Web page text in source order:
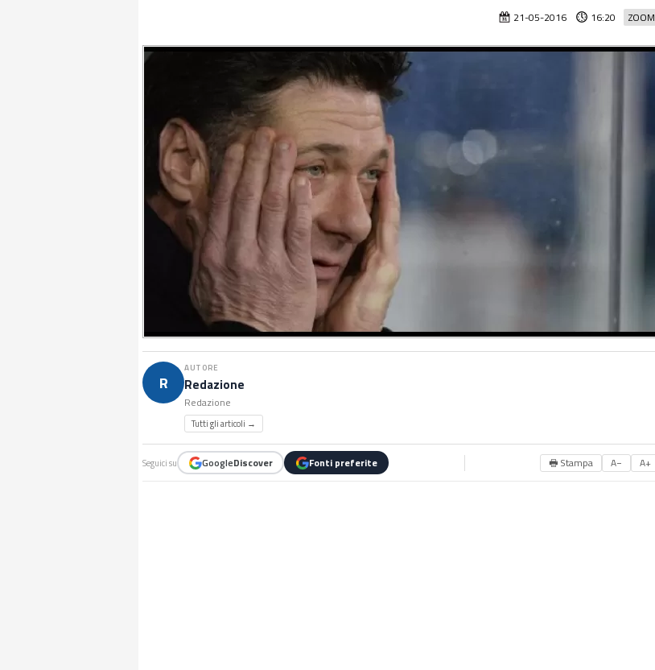
ZOOM
21-05-2016 16:20
R
AUTORE
Redazione
Redazione
Tutti gli articoli →
Seguici su GoogleDiscover Fonti preferite 🖶 Stampa A− A+